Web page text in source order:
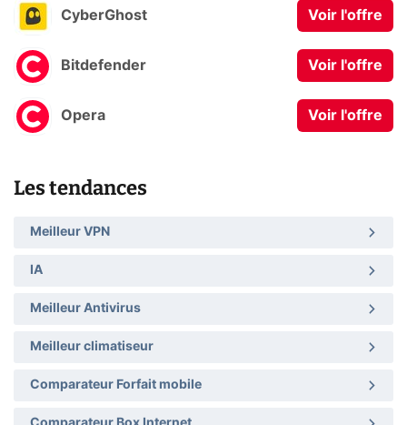
CyberGhost Voir l'offre
Bitdefender Voir l'offre
Opera Voir l'offre
Les tendances
Meilleur VPN
IA
Meilleur Antivirus
Meilleur climatiseur
Comparateur Forfait mobile